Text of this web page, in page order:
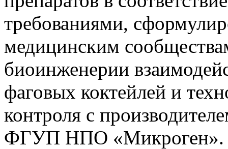
требованиями,
медицинским
биоинженерии
фаговых коктейлей и
контроля с
ФГУП НПО «Микроген».